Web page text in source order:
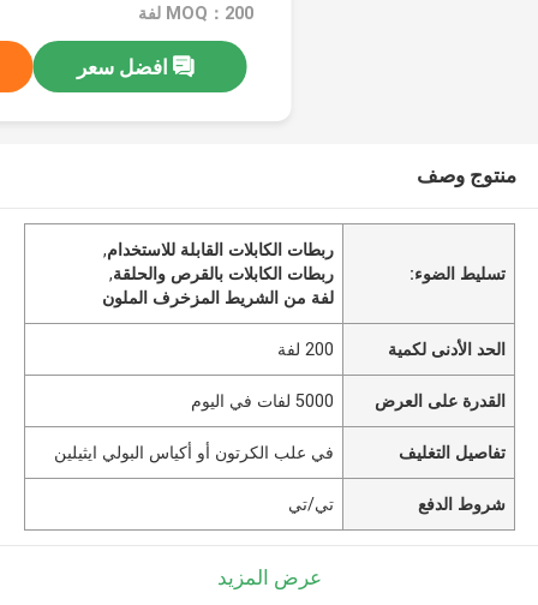
MOQ：200 لفة
افضل سعر
منتوج وصف
تسليط الضوء:
ربطات الكابلات القابلة للاستخدام,
ربطات الكابلات بالقرص والحلقة,
لفة من الشريط المزخرف الملون
الحد الأدنى لكمية 200 لفة
القدرة على العرض 5000 لفات في اليوم
تفاصيل التغليف في علب الكرتون أو أكياس البولي ايثيلين
شروط الدفع تي/تي
عرض المزيد